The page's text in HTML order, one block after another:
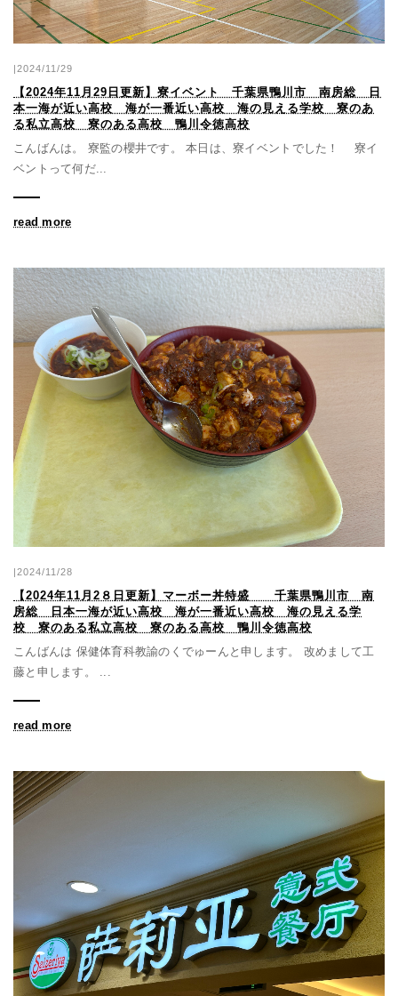
|2024/11/29
【2024年11月29日更新】寮イベント 千葉県鴨川市 南房総 日
本一海が近い高校 海が一番近い高校 海の見える学校 寮のあ
る私立高校 寮のある高校 鴨川令徳高校
こんばんは。 寮監の櫻井です。 本日は、寮イベントでした！ 寮イ
ベントって何だ...
read more
|2024/11/28
【2024年11月2８日更新】マーボー丼特盛 千葉県鴨川市 南
房総 日本一海が近い高校 海が一番近い高校 海の見える学
校 寮のある私立高校 寮のある高校 鴨川令徳高校
こんばんは 保健体育科教諭のくでゅーんと申します。 改めまして工
藤と申します。 ...
read more